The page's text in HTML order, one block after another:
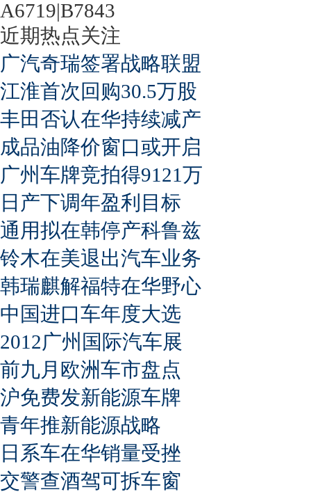
A6719|B7843
近期热点关注
广汽奇瑞签署战略联盟
江淮首次回购30.5万股
丰田否认在华持续减产
成品油降价窗口或开启
广州车牌竞拍得9121万
日产下调年盈利目标
通用拟在韩停产科鲁兹
铃木在美退出汽车业务
韩瑞麒解福特在华野心
中国进口车年度大选
2012广州国际汽车展
前九月欧洲车市盘点
沪免费发新能源车牌
青年推新能源战略
日系车在华销量受挫
交警查酒驾可拆车窗